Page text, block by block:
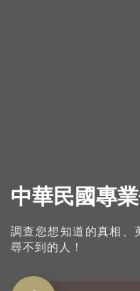
中華民國專
調查您想知道的真相、
尋不到的人！